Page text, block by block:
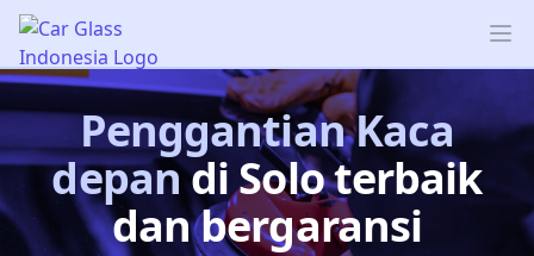
Car Glass Indonesia
Penggantian Kaca
depandi Soloterbaik
dan bergaransi